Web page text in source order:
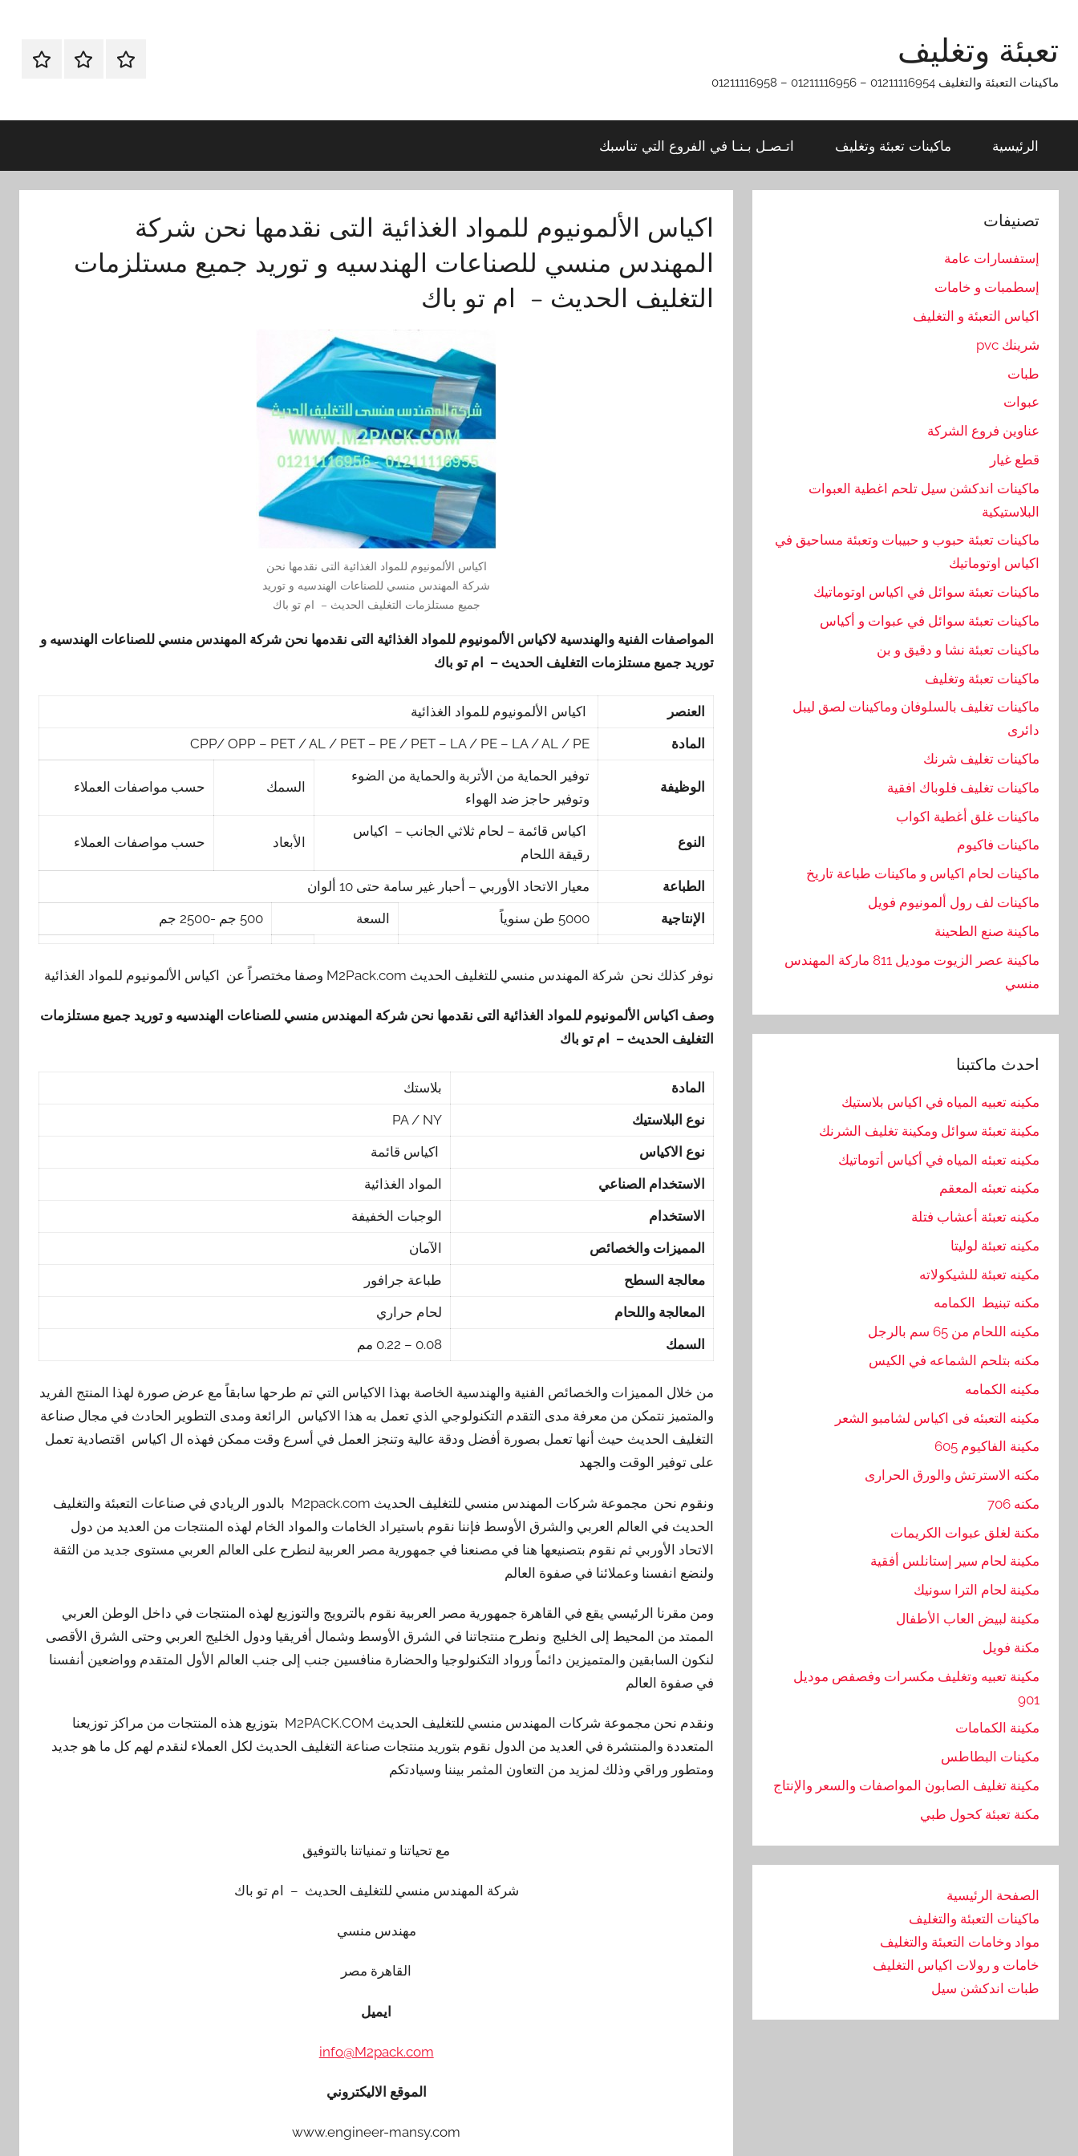
content
تعبئة وتغليف
ماكينات التعبئة والتغليف 01211116954 – 01211116956 – 01211116958
الرئيسيةماكينات اتـصـل
تناسبك
الرئيسية ماكينات تعبئة وتغليف اتـصـل بـنـا في الفروع التي تناسبك
اكياس الألمونيوم للمواد الغذائية التى نقدمها نحن شركة
المهندس منسي للصناعات الهندسيه و توريد جميع مستلزمات
التغليف الحديث – ام تو باك
اكياس الألمونيوم للمواد الغذائية التى نقدمها نحن
شركة المهندس منسي للصناعات الهندسيه و توريد
جميع مستلزمات التغليف الحديث – ام تو باك
المواصفات الفنية والهندسية لاكياس الألمونيوم للمواد الغذائية التى نقدمها نحن شركة المهندس منسي للصناعات الهندسيه و
توريد جميع مستلزمات التغليف الحديث – ام تو باك
العنصر
اكياس الألمونيوم للمواد الغذائية
المادة
CPP/ OPP – PET / AL / PET – PE / PET – LA / PE – LA / AL / PE
الوظيفة
توفير الحماية من الأتربة والحماية من الضوء
وتوفير حاجز ضد الهواء
السمك حسب مواصفات العملاء
النوع
اكياس قائمة – لحام ثلاثي الجانب – اكياس
رقيقة اللحام
الأبعاد حسب مواصفات العملاء
الطباعة
معيار الاتحاد الأوربي – أحبار غير سامة حتى 10 ألوان
الإنتاجية
5000 طن سنوياً السعة 500 جم -2500 جم
نوفر كذلك نحن شركة المهندس منسي للتغليف الحديث M2Pack.com وصفا مختصراً عن اكياس الألمونيوم للمواد الغذائية
وصف اكياس الألمونيوم للمواد الغذائية التى نقدمها نحن شركة المهندس منسي للصناعات الهندسيه و توريد جميع مستلزمات
التغليف الحديث – ام تو باك
المادة
بلاستك
نوع البلاستيك
PA / NY
نوع الاكياس
اكياس قائمة
الاستخدام الصناعي
المواد الغذائية
الاستخدام
الوجبات الخفيفة
المميزات والخصائص
الآمان
معالجة السطح
طباعة جرافور
المعالجة واللحام
لحام حراري
السمك
0.08 – 0.22 مم
من خلال المميزات والخصائص الفنية والهندسية الخاصة بهذا الاكياس التي تم طرحها سابقاً مع عرض صورة لهذا المنتج الفريد
والمتميز نتمكن من معرفة مدى التقدم التكنولوجي الذي تعمل به هذا الاكياس الرائعة ومدى التطوير الحادث في مجال صناعة
التغليف الحديث حيث أنها تعمل بصورة أفضل ودقة عالية وتنجز العمل في أسرع وقت ممكن فهذه ال اكياس اقتصادية تعمل
على توفير الوقت والجهد
ونقوم نحن مجموعة شركات المهندس منسي للتغليف الحديث M2pack.com بالدور الريادي في صناعات التعبئة والتغليف
الحديث في العالم العربي والشرق الأوسط فإننا نقوم باستيراد الخامات والمواد الخام لهذه المنتجات من العديد من دول
الاتحاد الأوربي ثم نقوم بتصنيعها هنا في مصنعنا في جمهورية مصر العربية لنطرح على العالم العربي مستوى جديد من الثقة
ولنضع انفسنا وعملائنا في صفوة العالم
ومن مقرنا الرئيسي يقع في القاهرة جمهورية مصر العربية نقوم بالترويج والتوزيع لهذه المنتجات في داخل الوطن العربي
الممتد من المحيط إلى الخليج ونطرح منتجاتنا في الشرق الأوسط وشمال أفريقيا ودول الخليج العربي وحتى الشرق الأقصى
لنكون السابقين والمتميزين دائماً ورواد التكنولوجيا والحضارة منافسين جنب إلى جنب العالم الأول المتقدم وواضعين أنفسنا
في صفوة العالم
ونقدم نحن مجموعة شركات المهندس منسي للتغليف الحديث M2PACK.COM بتوزيع هذه المنتجات من مراكز توزيعنا
المتعددة والمنتشرة في العديد من الدول نقوم بتوريد منتجات صناعة التغليف الحديث لكل العملاء لنقدم لهم كل ما هو جديد
ومتطور وراقي وذلك لمزيد من التعاون المثمر بيننا وسيادتكم
مع تحياتنا و تمنياتنا بالتوفيق
شركة المهندس منسي للتغليف الحديث – ام تو باك
مهندس منسي
القاهرة مصر
ايميل
info@M2pack.com
الموقع الاليكتروني
www.engineer-mansy.com
تصنيفات
إستفسارات عامة
إسطمبات و خامات
اكياس التعبئة و التغليف
شرينك pvc
طبات
عبوات
عناوين فروع الشركة
قطع غيار
ماكينات اندكشن سيل تلحم اغطية العبوات
البلاستيكية
ماكينات تعبئة حبوب و حبيبات وتعبئة مساحيق في
اكياس اوتوماتيك
ماكينات تعبئة سوائل في اكياس اوتوماتيك
ماكينات تعبئة سوائل في عبوات و أكياس
ماكينات تعبئة نشا و دقيق و بن
ماكينات تعبئة وتغليف
ماكينات تغليف بالسلوفان وماكينات لصق ليبل
دائرى
ماكينات تغليف شرنك
ماكينات تغليف فلوباك افقية
ماكينات غلق أغطية اكواب
ماكينات فاكيوم
ماكينات لحام اكياس و ماكينات طباعة تاريخ
ماكينات لف رول ألمونيوم فويل
ماكينة صنع الطحينة
ماكينة عصر الزيوت موديل 811 ماركة المهندس
منسي
احدث ماكتبنا
مكينه تعبيه المياه في اكياس بلاستيك
مكينة تعبئة سوائل ومكينة تغليف الشرنك
مكينه تعبئه المياه في أكياس أتوماتيك
مكينه تعبئه المعقم
مكينه تعبئة أعشاب فتلة
مكينه تعبئة لوليتا
مكينه تعبئة للشيكولاته
مكنه تبنيط الكمامه
مكينه اللحام من 65 سم بالرجل
مكنه بتلحم الشماعه في الكيس
مكينه الكمامه
مكينه التعبئه فى اكياس لشامبو الشعر
مكينة الفاكيوم 605
مكنه الاسترتش والورق الحرارى
مكنه 706
مكنة لغلق عبوات الكريمات
مكينة لحام سير إستانلس أفقية
مكينة لحام الترا سونيك
مكينة لبيض العاب الأطفال
مكنة فويل
مكينة تعبيه وتغليف مكسرات وفصفص موديل
901
مكينة الكمامات
مكينات البطاطس
مكينة تغليف الصابون المواصفات والسعر والإنتاج
مكنة تعبئة كحول طبي
الصفحة الرئيسية
ماكينات التعبئة والتغليف
مواد وخامات التعبئة والتغليف
خامات و رولات اكياس التغليف
طبات اندكشن سيل